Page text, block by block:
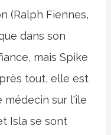
(Ralph Fiennes,
dans son
mais Spike
tout, elle est
médecin sur l'île
Isla se sont